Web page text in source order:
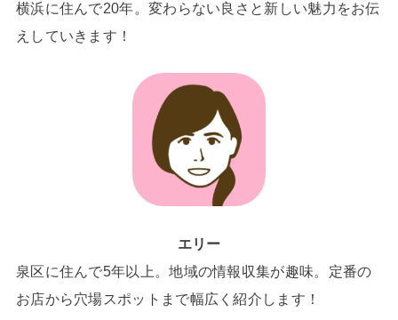
横浜に住んで20年。変わらない良さと新しい魅力をお伝
えしていきます！
エリー
泉区に住んで5年以上。地域の情報収集が趣味。定番の
お店から穴場スポットまで幅広く紹介します！